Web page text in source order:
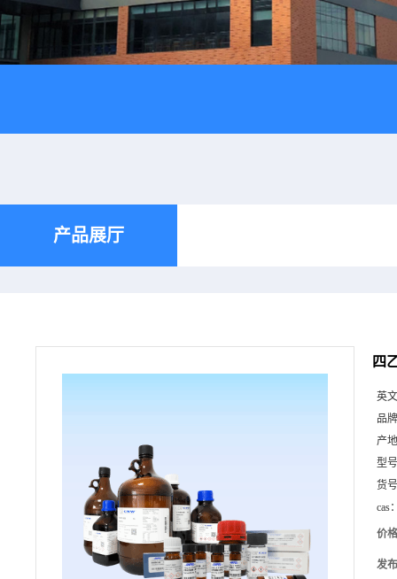
产品展厅
四
英
品
产
型
货
cas
价
发